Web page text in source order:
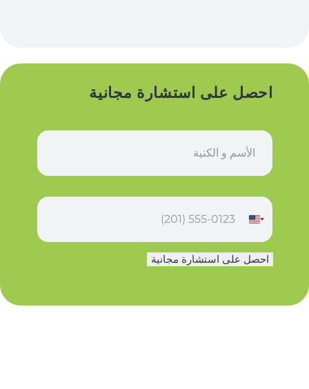
احصل على استشارة مجانية
ا
م
ه
ت
ف
احصل على استشارة مجانية